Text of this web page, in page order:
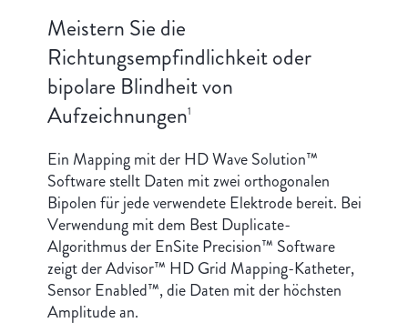
Meistern Sie die
Richtungsempfindlichkeit oder
bipolare Blindheit von
Aufzeichnungen1
Ein Mapping mit der HD Wave Solution™
Software stellt Daten mit zwei orthogonalen
Bipolen für jede verwendete Elektrode bereit. Bei
Verwendung mit dem Best Duplicate-
Algorithmus der EnSite Precision™ Software
zeigt der Advisor™ HD Grid Mapping-Katheter,
Sensor Enabled™, die Daten mit der höchsten
Amplitude an.